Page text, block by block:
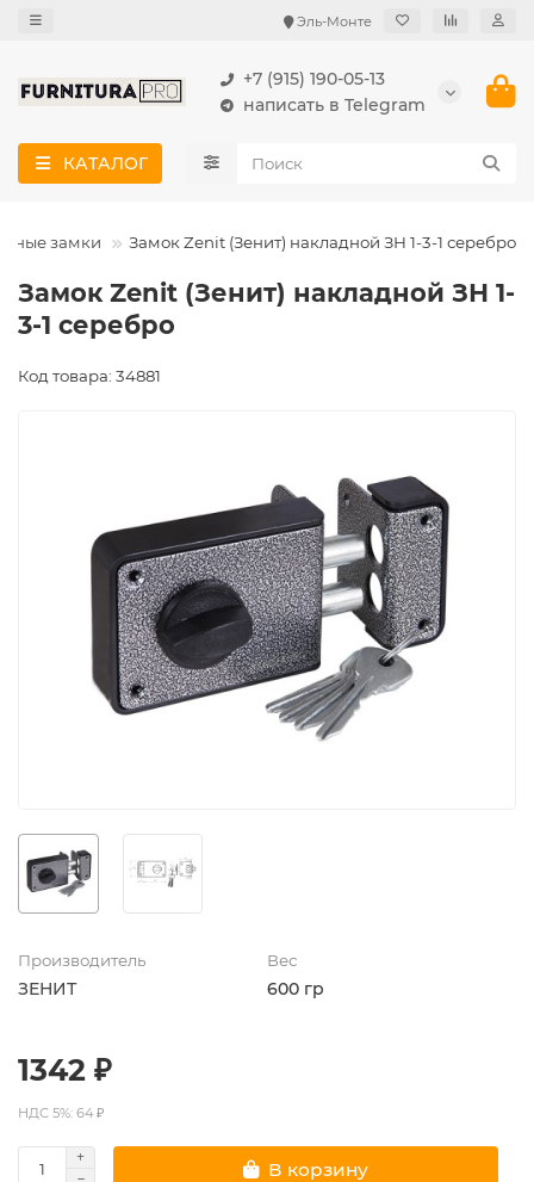
Эль-Монте
+7 (915) 190-05-13
написать в Telegram
КАТАЛОГ
замки Замок Zenit (Зенит) накладной ЗН 1-3-1 серебро
Замок Zenit (Зенит) накладной ЗН 1-
3-1 серебро
Код товара: 34881
Производитель
ЗЕНИТ
Вес
600 гр
1342 ₽
НДС 5%: 64 ₽
В корзину